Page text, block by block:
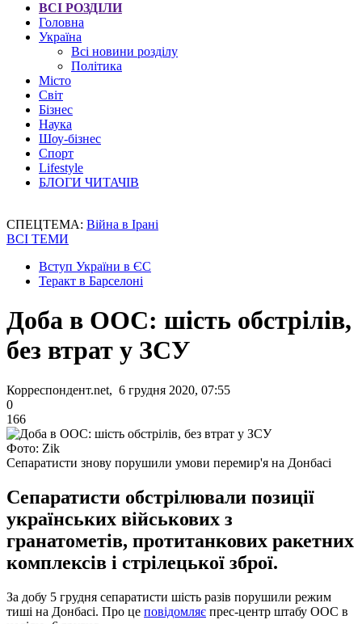
ВСІ РОЗДІЛИ
Головна
Україна
Всі новини розділу
Політика
Місто
Світ
Бізнес
Наука
Шоу-бізнес
Спорт
Lifestyle
БЛОГИ ЧИТАЧІВ
СПЕЦТЕМА: Війна в Ірані
ВСІ ТЕМИ
Вступ України в ЄС
Теракт в Барселоні
Доба в ООС: шість обстрілів,
без втрат у ЗСУ
Корреспондент.net, 6 грудня 2020, 07:55
0
166
Фото: Zik
Сепаратисти знову порушили умови перемир'я на Донбасі
Сепаратисти обстрілювали позиції
українських військових з
гранатометів, протитанкових ракетних
комплексів і стрілецької зброї.
За добу 5 грудня сепаратисти шість разів порушили режим
тиші на Донбасі. Про це повідомляє прес-центр штабу ООС в